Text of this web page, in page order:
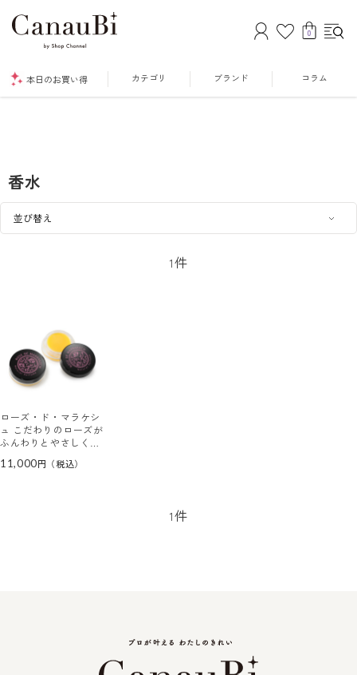
0
本日のお買い得 カテゴリ ブランド コラム
香水
1件
ローズ・ド・マラケシ
ュ こだわりのローズが
ふんわりとやさしく香
ーム ２個セット
11,000
1件